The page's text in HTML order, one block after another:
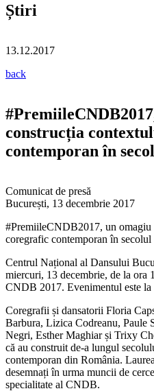
Știri
13.12.2017
back
construcția
contemporan în
Comunicat de presă
București, 13 decembrie 2017
#PremiileCNDB2017, un omagiu
coregrafic contemporan în
Centrul Național al Dansului
miercuri, 13 decembrie, de la ora
CNDB 2017. Evenimentul este la
Coregrafii și dansatorii Floria
Barbura, Lizica Codreanu, Paule
Negri, Esther Maghiar și Trixy
că au construit de-a lungul
contemporan din România.
desemnați în urma muncii de
specialitate al CNDB.